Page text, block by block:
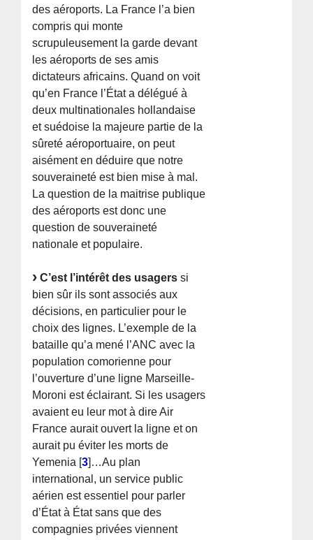
des aéroports. La France l’a bien
compris qui monte
scrupuleusement la garde devant
les aéroports de ses amis
dictateurs africains. Quand on voit
qu’en France l’État a délégué à
deux multinationales hollandaise
et suédoise la majeure partie de la
sûreté aéroportuaire, on peut
aisément en déduire que notre
souveraineté est bien mise à mal.
La question de la maitrise publique
des aéroports est donc une
question de souveraineté
nationale et populaire.
C’est l’intérêt des usagerssi
bien sûr ils sont associés aux
décisions, en particulier pour le
choix des lignes. L’exemple de la
bataille qu’a mené l’ANC avec la
population comorienne pour
l’ouverture d’une ligne Marseille-
Moroni est éclairant. Si les usagers
avaient eu leur mot à dire Air
France aurait ouvert la ligne et on
aurait pu éviter les morts de
Yemenia [3] …Au plan
international, un service public
aérien est essentiel pour parler
d’État à État sans que des
compagnies privées viennent